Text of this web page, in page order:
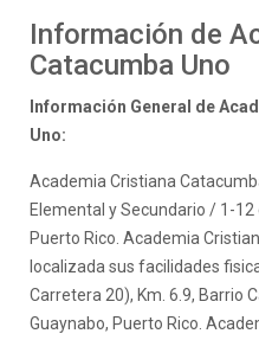
Información de
Catacumba Uno
Información General de
Uno:
Academia Cristiana
Elemental y Secundario / 1-12
Puerto Rico. Academia
localizada sus facilidades
Carretera 20), Km. 6.9, Barrio
Guaynabo, Puerto Rico.